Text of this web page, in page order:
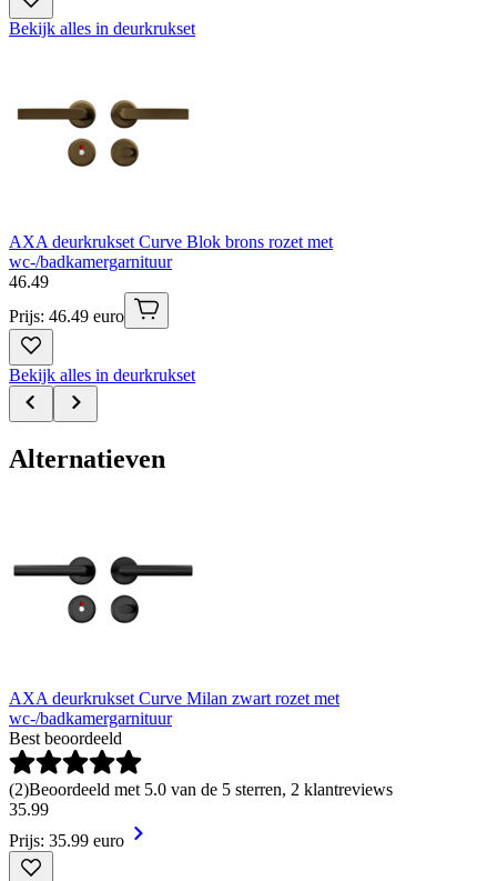
Bekijk alles in deurkrukset
AXA deurkrukset Curve Blok brons rozet met
wc-/badkamergarnituur
46.49
Prijs: 46.49 euro
Bekijk alles in deurkrukset
Alternatieven
AXA deurkrukset Curve Milan zwart rozet met
wc-/badkamergarnituur
Best beoordeeld
(2)Beoordeeld met 5.0 van de 5 sterren, 2 klantreviews
35.99
Prijs: 35.99 euro